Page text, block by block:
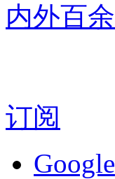
内外百
订阅
Google